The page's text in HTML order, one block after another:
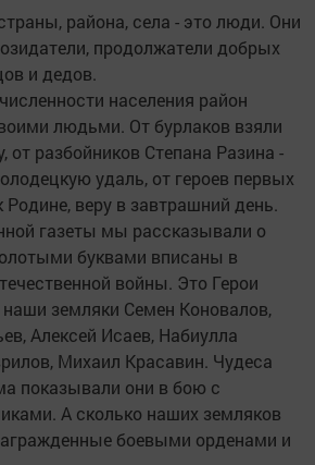
района, села - это люди. Они
продолжатели добрых
и дедов.
населения район
людьми. От бурлаков взяли
от разбойников Степана Разина -
удаль, от героев первых
Родине, веру в завтрашний день.
газеты мы рассказывали о
буквами вписаны в
войны. Это Герои
земляки Семен Коновалов,
Алексей Исаев, Набиулла
Михаил Красавин. Чудеса
показывали они в бою с
А сколько наших земляков
боевыми орденами и